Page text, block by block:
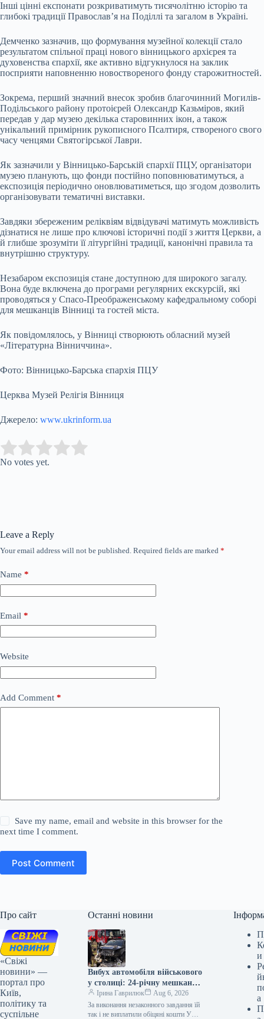
Інші цінні експонати розкриватимуть тисячолітню історію та
глибокі традиції Православ’я на Поділлі та загалом в Україні.
Демченко зазначив, що формування музейної колекції стало
результатом спільної праці нового вінницького архієрея та
духовенства єпархії, яке активно відгукнулося на заклик
посприяти наповненню новоствореного фонду старожитностей.
Зокрема, перший значний внесок зробив благочинний Могилів-
Подільського району протоієрей Олександр Казьміров, який
передав у дар музею декілька старовинних ікон, а також
унікальний примірник рукописного Псалтиря, створеного свого
часу ченцями Святогірської Лаври.
Як зазначили у Вінницько-Барській єпархії ПЦУ, організатори
музею планують, що фонди постійно поповнюватимуться, а
експозиція періодично оновлюватиметься, що згодом дозволить
організовувати тематичні виставки.
Завдяки збереженим реліквіям відвідувачі матимуть можливість
дізнатися не лише про ключові історичні події з життя Церкви, а
й глибше зрозуміти її літургійні традиції, канонічні правила та
внутрішню структуру.
Незабаром експозиція стане доступною для широкого загалу.
Вона буде включена до програми регулярних екскурсій, які
проводяться у Спасо-Преображенському кафедральному соборі
для мешканців Вінниці та гостей міста.
Як повідомлялось, у Вінниці створюють обласний музей
«Літературна Вінниччина».
Фото: Вінницько-Барська єпархія ПЦУ
Церква Музей Релігія Вінниця
Джерело: www.ukrinform.ua
Rate this item:
No votes yet.
Leave a Reply
Your email address will not be published. Required fields are marked *
Name *
Email *
Website
Add Comment *
Save my name, email and website in this browser for the
next time I comment.
Post Comment
Про сайт
«Свіжі
новини» —
портал про
Київ,
політику та
суспільне
Останні новини
Вибух автомобіля військового
у столиці: 24-річну мешканку
Києва засуджено на дев’ять
років позбавлення волі
Ірина Гаврилюк
Aug 6, 2026
За виконання незаконного завдання їй
так і не виплатили обіцяні кошти У
и
а